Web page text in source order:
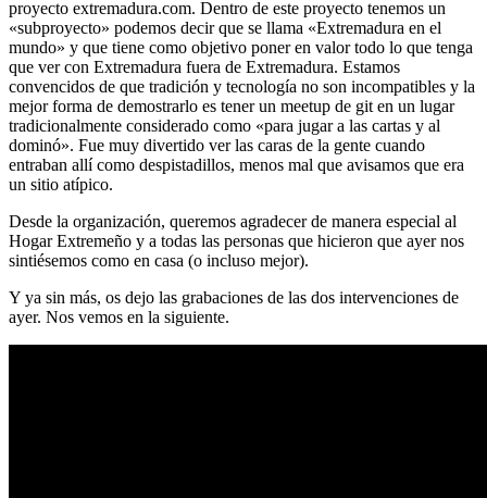
proyecto extremadura.com. Dentro de este proyecto tenemos un
«subproyecto» podemos decir que se llama «Extremadura en el
mundo» y que tiene como objetivo poner en valor todo lo que tenga
que ver con Extremadura fuera de Extremadura. Estamos
convencidos de que tradición y tecnología no son incompatibles y la
mejor forma de demostrarlo es tener un meetup de git en un lugar
tradicionalmente considerado como «para jugar a las cartas y al
dominó». Fue muy divertido ver las caras de la gente cuando
entraban allí como despistadillos, menos mal que avisamos que era
un sitio atípico.
Desde la organización, queremos agradecer de manera especial al
Hogar Extremeño y a todas las personas que hicieron que ayer nos
sintiésemos como en casa (o incluso mejor).
Y ya sin más, os dejo las grabaciones de las dos intervenciones de
ayer. Nos vemos en la siguiente.